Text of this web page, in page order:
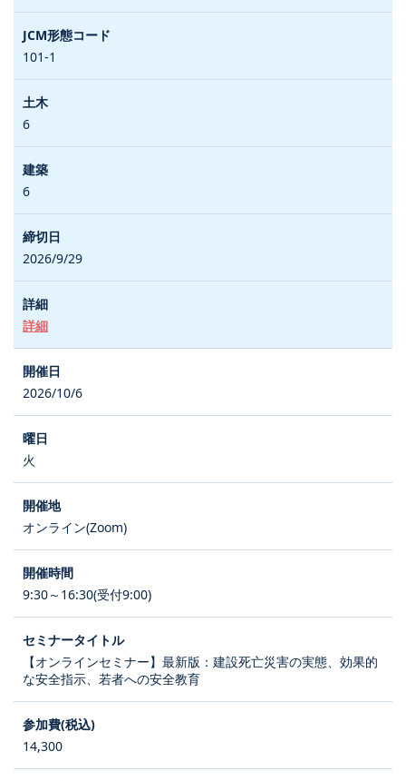
101-1
6
6
2026/9/29
詳細
2026/10/6
火
オンライン(Zoom)
9:30～16:30(受付9:00)
【オンラインセミナー】最新版：建設死亡災害の実態、効果的
な安全指示、若者への安全教育
14,300